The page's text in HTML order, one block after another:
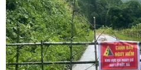
Phó Tổng Biên tập: NGUYỄN
THỦY
Sở hữu trí tuệ